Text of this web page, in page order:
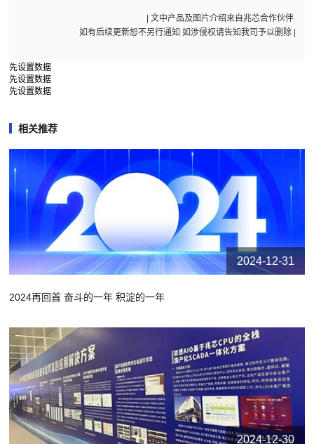
| 文中产品及图片介绍来自兆芯合作伙伴
如有后续更新恕不另行通知 如涉侵权请告知我司予以删除 |
先设置数据
先设置数据
先设置数据
相关推荐
2024-12-31
2024再回首 奋斗的一年 积淀的一年
2024-12-30